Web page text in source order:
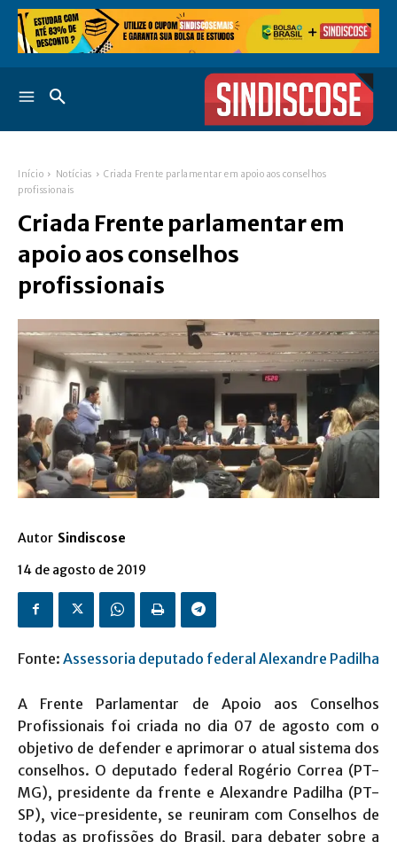
Início Notícias
Criada Frente parlamentar em apoio aos conselhos
profissionais
Criada Frente parlamentar em
apoio aos conselhos
profissionais
Autor Sindiscose
14 de agosto de 2019
Fonte: Assessoria deputado federal Alexandre Padilha
A Frente Parlamentar de Apoio aos Conselhos
Profissionais foi criada no dia 07 de agosto com o
objetivo de defender e aprimorar o atual sistema dos
conselhos. O deputado federal Rogério Correa (PT-
MG), presidente da frente e Alexandre Padilha (PT-
SP), vice-presidente, se reuniram com Conselhos de
todas as profissões do Brasil, para debater sobre a